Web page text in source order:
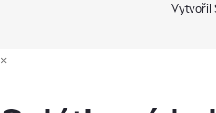
Vytvořil
×